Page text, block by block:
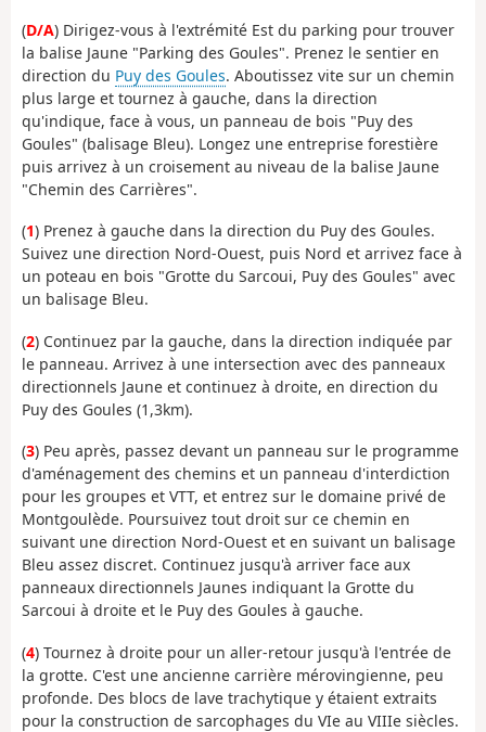
(D/A) Dirigez-vous à l'extrémité Est du parking pour trouver
la balise Jaune "Parking des Goules". Prenez le sentier en
direction du Puy des Goules. Aboutissez vite sur un chemin
plus large et tournez à gauche, dans la direction
qu'indique, face à vous, un panneau de bois "Puy des
Goules" (balisage Bleu). Longez une entreprise forestière
puis arrivez à un croisement au niveau de la balise Jaune
"Chemin des Carrières".
(1) Prenez à gauche dans la direction du Puy des Goules.
Suivez une direction Nord-Ouest, puis Nord et arrivez face à
un poteau en bois "Grotte du Sarcoui, Puy des Goules" avec
un balisage Bleu.
(2) Continuez par la gauche, dans la direction indiquée par
le panneau. Arrivez à une intersection avec des panneaux
directionnels Jaune et continuez à droite, en direction du
Puy des Goules (1,3km).
(3) Peu après, passez devant un panneau sur le programme
d'aménagement des chemins et un panneau d'interdiction
pour les groupes et VTT, et entrez sur le domaine privé de
Montgoulède. Poursuivez tout droit sur ce chemin en
suivant une direction Nord-Ouest et en suivant un balisage
Bleu assez discret. Continuez jusqu'à arriver face aux
panneaux directionnels Jaunes indiquant la Grotte du
Sarcoui à droite et le Puy des Goules à gauche.
(4) Tournez à droite pour un aller-retour jusqu'à l'entrée de
la grotte. C'est une ancienne carrière mérovingienne, peu
profonde. Des blocs de lave trachytique y étaient extraits
pour la construction de sarcophages du VIe au VIIIe siècles.